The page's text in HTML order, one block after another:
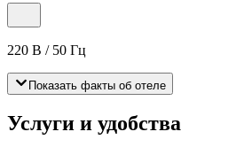
220 В / 50 Гц
Показать факты об отеле
Услуги и удобства